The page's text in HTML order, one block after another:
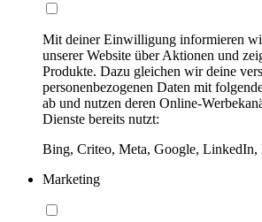
Mit deiner Einwilligung informieren
unserer Website über Aktionen und
Produkte. Dazu gleichen wir deine
personenbezogenen Daten mit
ab und nutzen deren Online-
Dienste bereits nutzt:
Bing, Criteo, Meta, Google, LinkedIn,
Marketing